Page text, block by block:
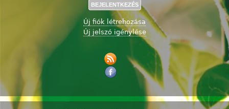
Új fiók létrehozása
Új jelszó igénylése